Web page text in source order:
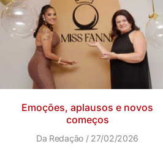
Emoções, aplausos e novos
começos
Da Redação 27/02/2026